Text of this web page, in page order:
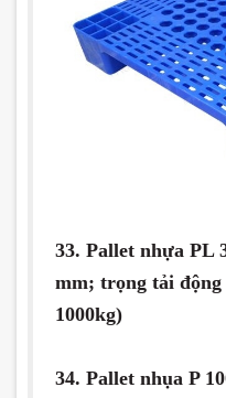
33. Pallet nhựa PL
mm; trọng tải
1000kg)
34. Pallet nhụa P